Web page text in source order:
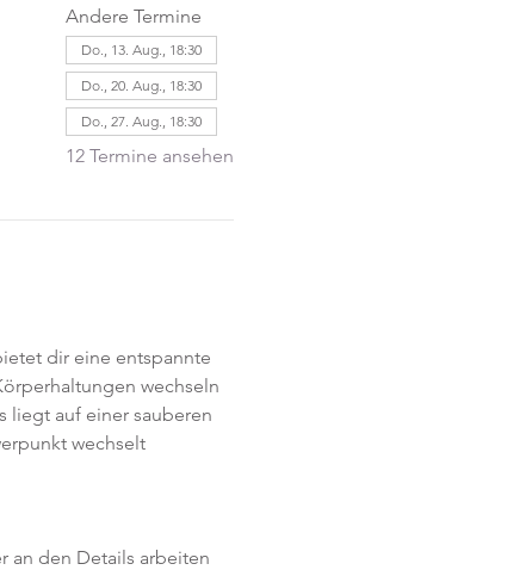
Andere Termine
Do., 13. Aug., 18:30
Do., 20. Aug., 18:30
Do., 27. Aug., 18:30
12 Termine ansehen
dir eine entspannte
wechseln
liegt auf einer sauberen
wechselt
an den Details arbeiten